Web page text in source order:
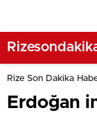
Rize Son Dakika
Erdoğan